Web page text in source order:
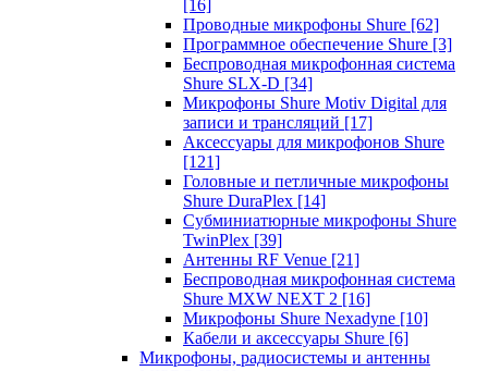
[16]
Проводные микрофоны Shure [62]
Программное обеспечение Shure [3]
Беспроводная микрофонная система
Shure SLX-D [34]
Микрофоны Shure Motiv Digital для
записи и трансляций [17]
Аксессуары для микрофонов Shure
[121]
Головные и петличные микрофоны
Shure DuraPlex [14]
Субминиатюрные микрофоны Shure
TwinPlex [39]
Антенны RF Venue [21]
Беспроводная микрофонная система
Shure MXW NEXT 2 [16]
Микрофоны Shure Nexadyne [10]
Кабели и аксессуары Shure [6]
Микрофоны, радиосистемы и антенны